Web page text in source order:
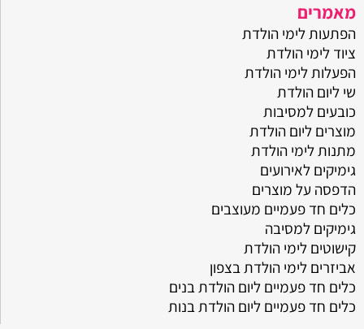
מאמרים
הפתעות לימי הולדת
ציוד לימי הולדת
הפעלות לימי הולדת
שי ליום הולדת
כובעים למסיבות
מוצרים ליום הולדת
מתנות לימי הולדת
גימיקים לאירועים
הדפסה על מוצרים
כלים חד פעמיים מעוצבים
גימיקים למסיבה
קישוטים לימי הולדת
אביזרים לימי הולדת בצפון
כלים חד פעמיים ליום הולדת בנים
כלים חד פעמיים ליום הולדת בנות